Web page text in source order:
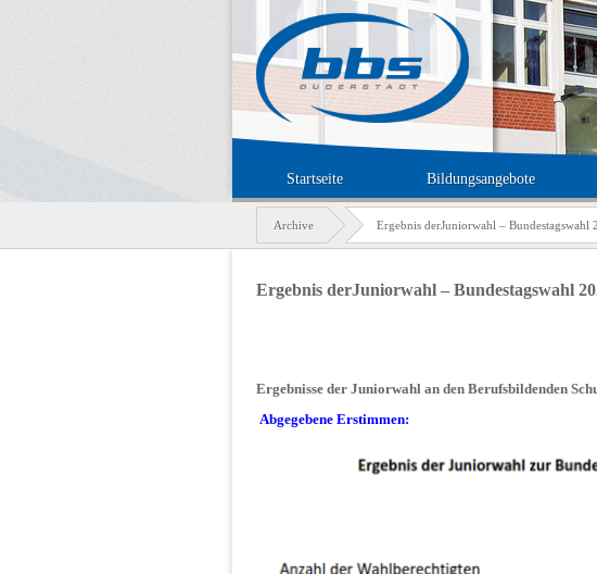
Startseite Bildungsangebote
Archive Ergebnis derJuniorwahl – Bundestagswahl
Ergebnis derJuniorwahl – Bundestagswahl
Ergebnisse der Juniorwahl an den Berufsbildenden
Abgegebene Erstimmen: